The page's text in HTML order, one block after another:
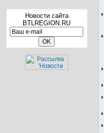
Новости сайта
BTLREGION.RU